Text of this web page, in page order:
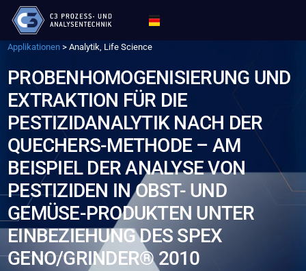
Applikationen > Analytik, Life Science
PROBENHOMOGENISIERUNG UND
EXTRAKTION FÜR DIE
PESTIZIDANALYTIK NACH DER
QUECHERS-METHODE – AM
BEISPIEL DER ANALYSE VON
PESTIZIDEN IN OBST- UND
GEMÜSE-PRODUKTEN UNTER
EINBEZIEHUNG DES SPEX
GENO/GRINDER® 2010